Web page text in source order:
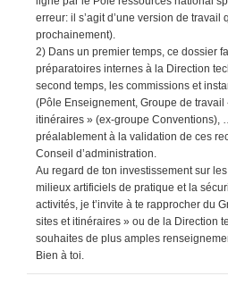
erreur: il s’agit d’une version de travail
prochainement).
2) Dans un premier temps, ce dossier
préparatoires internes à la Direction
second temps, les commissions et
(Pôle Enseignement, Groupe de travail
itinéraires » (ex-groupe Conventions),
préalablement à la validation de ces
Conseil d’administration.
Au regard de ton investissement sur
milieux artificiels de pratique et la
activités, je t’invite à te rapprocher du
sites et itinéraires » ou de la Direction
souhaites de plus amples
Bien à toi.